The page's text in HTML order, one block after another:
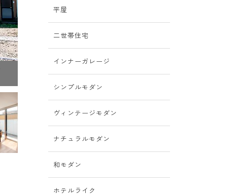
平屋
二世帯住宅
インナーガレージ
シンプルモダン
ヴィンテージモダン
ナチュラルモダン
和モダン
ホテルライク